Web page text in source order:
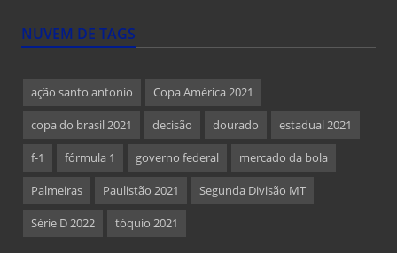
NUVEM DE TAGS
ação santo antonio Copa América 2021
copa do brasil 2021 decisão dourado estadual 2021
f-1 fórmula 1 governo federal mercado da bola
Palmeiras Paulistão 2021 Segunda Divisão MT
Série D 2022 tóquio 2021